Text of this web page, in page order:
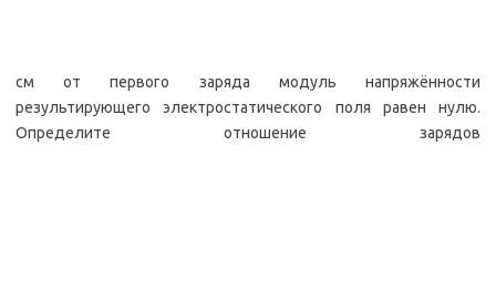
см от первого заряда модуль напряжённости
результирующего электростатического поля равен нулю.
Определите отношение зарядов